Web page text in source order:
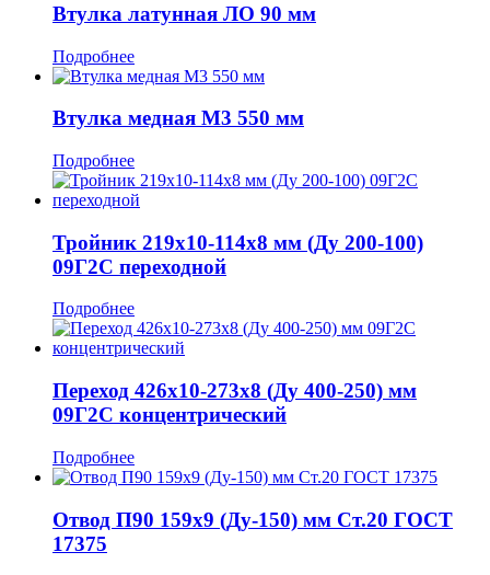
Втулка латунная ЛО 90 мм
Подробнее
Втулка медная М3 550 мм
Подробнее
Тройник 219x10-114x8 мм (Ду 200-100)
09Г2С переходной
Подробнее
Переход 426x10-273x8 (Ду 400-250) мм
09Г2С концентрический
Подробнее
Отвод П90 159x9 (Ду-150) мм Ст.20 ГОСТ
17375